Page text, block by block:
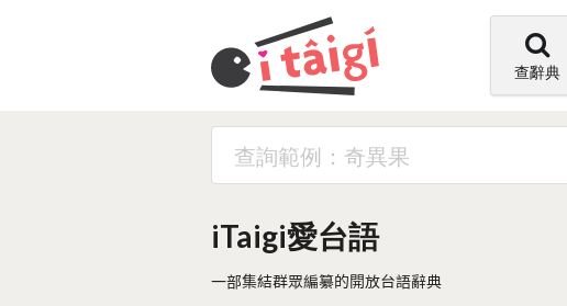
查辭典
iTaigi愛台語
一部集結群眾編纂的開放台語辭典